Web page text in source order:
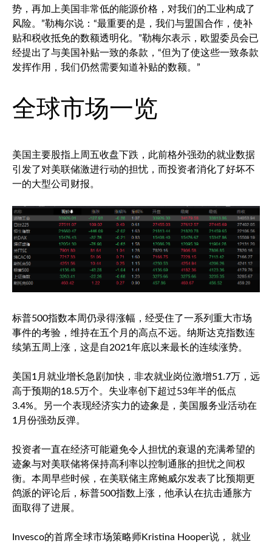
势，再加上美国非常低的能源价格，对我们的工业构成了
风险。”勒梅尔说：“最重要的是，我们与盟国合作，使补
贴和税收抵免的数额透明化。”勒梅尔表示，欧盟委员会已
经提出了与美国补贴一致的条款，“但为了使这些一致条款
发挥作用，我们仍然需要知道补贴的数额。”
全球市场一览
美国主要股指上周五收盘下跌，此前格外强劲的就业数据
引发了对美联储激进行动的担忧，而投资者消化了好坏不
一的大型公司财报。
标普500指数本周仍录得涨幅，经受住了一系列重大市场
事件的考验，维持在五个月的高点不远。纳斯达克指数连
续第五周上涨，这是自2021年底以来最长的连续涨势。
美国1月就业增长急剧加快，非农就业岗位激增51.7万，远
高于预期的18.5万个。失业率创下超过53年半的低点
3.4%。另一个表现经济实力的迹象是，美国服务业活动在
1月份强劲反弹。
投资者一直在经济可能避免令人担忧的衰退的充满希望的
迹象与对美联储将保持高利率以控制通胀的担忧之间权
衡。本周早些时候，在美联储主席鲍威尔发表了比预期更
鸽派的评论后， 标普500指数上涨，他承认在抗击通胀方
面取得了进展。
Invesco的首席全球市场策略师Kristina Hooper说， 就业